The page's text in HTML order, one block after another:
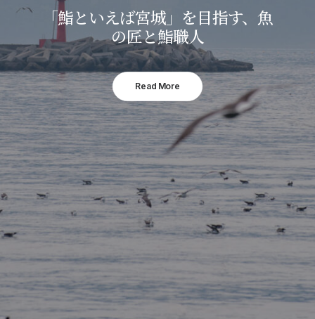
「鮨といえば宮城」を目指す、魚
の匠と鮨職人
Read More